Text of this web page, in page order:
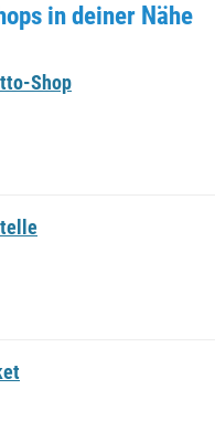
in deiner Nähe
Shop